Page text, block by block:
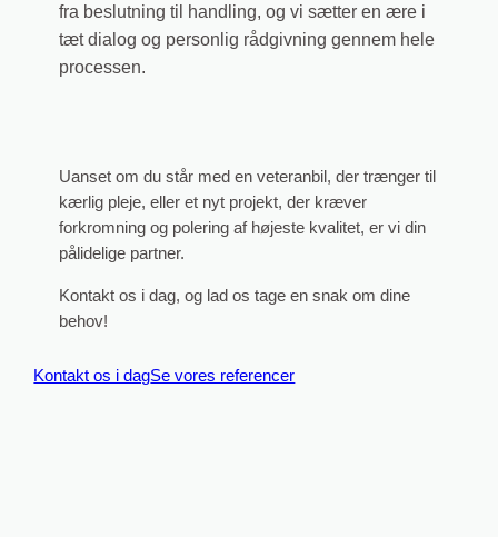
fra beslutning til handling, og vi sætter en ære i
tæt dialog og personlig rådgivning gennem hele
processen.
Uanset om du står med en veteranbil, der trænger til
kærlig pleje, eller et nyt projekt, der kræver
forkromning og polering af højeste kvalitet, er vi din
pålidelige partner.
Kontakt os i dag, og lad os tage en snak om dine
behov!
Kontakt os i dagSe vores referencer